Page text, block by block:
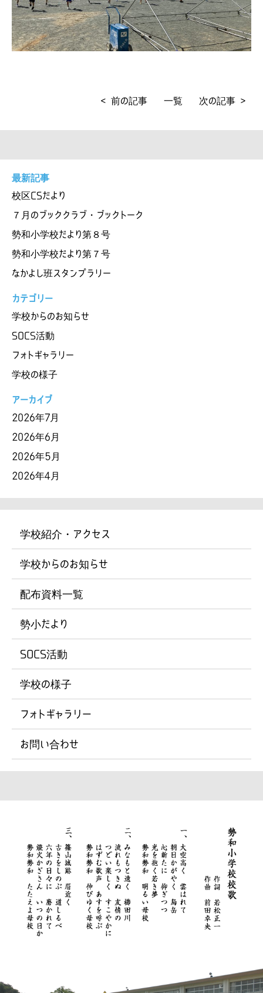
< 前の記事 一覧 次の記事 >
最新記事
校区CSだより
７月のブッククラブ・ブックトーク
勢和小学校だより第８号
勢和小学校だより第７号
なかよし班スタンプラリー
カテゴリー
学校からのお知らせ
SOCS活動
フォトギャラリー
学校の様子
アーカイブ
2026年7月
2026年6月
2026年5月
2026年4月
学校紹介・アクセス
学校からのお知らせ
配布資料一覧
勢小だより
SOCS活動
学校の様子
フォトギャラリー
お問い合わせ